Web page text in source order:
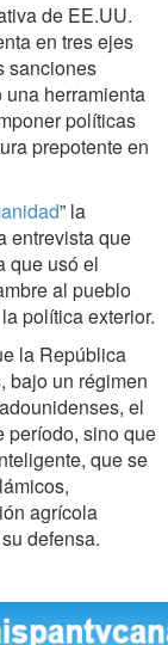
de EE.UU.
en tres ejes
sanciones
una herramienta
políticas
prepotente en
” la
entrevista que
que usó el
al pueblo
política exterior.
la República
bajo un régimen
el
período, sino que
que se
agrícola
defensa.